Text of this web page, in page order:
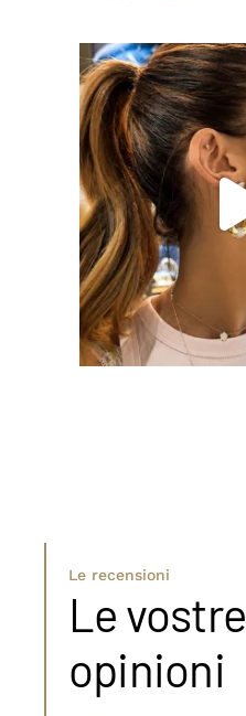
Le recensioni
Le vostre
opinioni